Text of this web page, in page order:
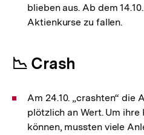
blieben aus. Ab dem
Aktienkurse zu fallen.
📉 Crash
Am 24.10. „crashten“ die
plötzlich an Wert. Um
können, mussten viele